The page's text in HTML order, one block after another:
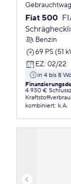
Fiat 500
Benzin
69 PS (51
EZ: 02/22
in 4 bis 8
4.930 €
kombiniert: k.A.